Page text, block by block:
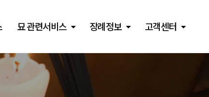
묘 관련서비스 장례정보 고객센터